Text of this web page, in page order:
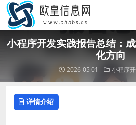
小程序开发实践报告总结：
化方向
2026-05-01 小程序
详情介绍